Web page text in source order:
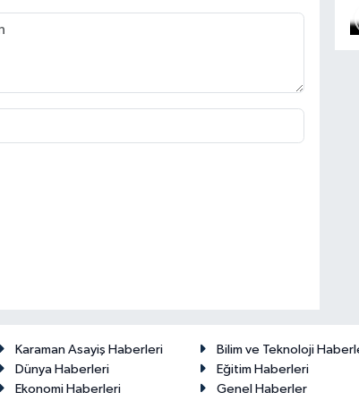
Karaman Asayiş Haberleri
Bilim ve Teknoloji
Dünya Haberleri
Eğitim Haberleri
Ekonomi Haberleri
Genel Haberler